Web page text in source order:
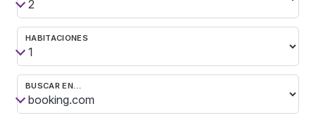
HABITACIONES
BUSCAR EN…